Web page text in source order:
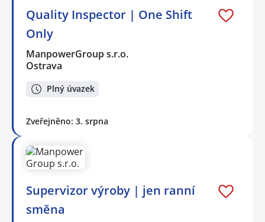
Quality Inspector | One Shift
Only
ManpowerGroup s.r.o.
Ostrava
Plný úvazek
Zveřejněno: 3. srpna
Supervizor výroby | jen ranní
směna